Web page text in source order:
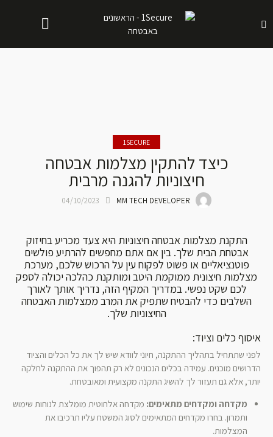
1SECURE
כיצד להתקין מצלמות אבטחה
חיצוניות להגנה מרבית
MM TECH DEVELOPER
04/10/2023
התקנת מצלמות אבטחה חיצוניות היא צעד מכריע בחיזוק
אבטחת הבית שלך. בין אם אתם מחפשים להרתיע פולשים
פוטנציאליים או פשוט לפקוח עין על הרכוש שלכם, מערכת
מצלמות חיצונית ממוקמת היטב ומותקנת כהלכה יכולה לספק
לכם שקט נפשי. במדריך המקיף הזה, נדריך אותך לאורך
השלבים כדי להבטיח שתפיק את המרב ממצלמות האבטחה
החיצוניות שלך.
איסוף כלים וציוד:
לפני שתתחיל בתהליך ההתקנה, חיוני לוודא שיש לך את כל הכלים והציוד
הדרושים מוכנים. עמידה בכלים הנכונים לא רק תהפוך את ההתקנה לחלקה
יותר, אלא גם תעזור לך להשיג התקנה מקצועית ומאובטחת.
מקדחה ומקדחים מתאימים: מקדחה אלחוטית מומלצת לנוחות שימוש
ותמרון. בחרו מקדחים המתאימים לסוג המשטח עליו תרכיבו את
המצלמות.